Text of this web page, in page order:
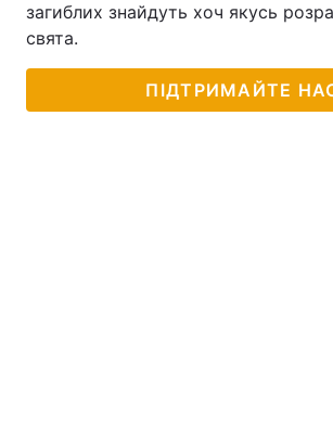
загиблих знайдуть хоч якусь
свята.
ПІДТРИМАЙТЕ